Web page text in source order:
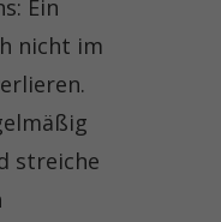
Ein
nicht im
streiche